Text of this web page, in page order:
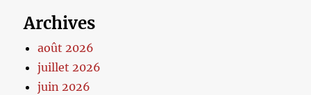
Archives
août 2026
juillet 2026
juin 2026